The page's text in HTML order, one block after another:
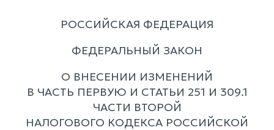
РОССИЙСКАЯ ФЕДЕРАЦИЯ
ФЕДЕРАЛЬНЫЙ ЗАКОН
О ВНЕСЕНИИ ИЗМЕНЕНИЙ
В ЧАСТЬ ПЕРВУЮ И СТАТЬИ 251 И 309.1
ЧАСТИ ВТОРОЙ
НАЛОГОВОГО КОДЕКСА РОССИЙСКОЙ